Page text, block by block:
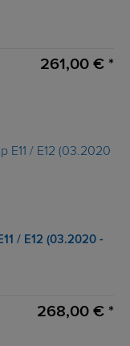
261,00 € *
/ E12 (03.2020 -
268,00 € *